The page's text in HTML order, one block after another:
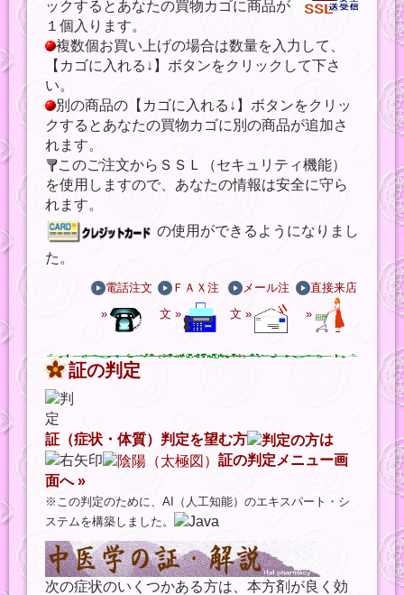
ックするとあなたの買物カゴに商品が
１個入ります。
複数個お買い上げの場合は数量を入力して、
【カゴに入れる↓】ボタンをクリックして下さ
い。
別の商品の【カゴに入れる↓】ボタンをクリッ
クするとあなたの買物カゴに別の商品が追加さ
れます。
このご注文からＳＳＬ（セキュリティ機能）
を使用しますので、あなたの情報は安全に守ら
れます。
の使用ができるようになりまし
た。
電話注文
»
ＦＡＸ注
文 »
メール注
文 »
直接来店
»
証の判定
証（症状・体質）判定を望む方
は
証の判定メニュー画
面へ »
※この判定のために、AI（人工知能）のエキスパート・シ
ステムを構築しました。
次の症状のいくつかある方は、本方剤が良く効